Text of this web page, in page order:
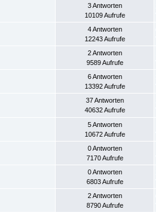
3 Antworten
10109 Aufrufe
4 Antworten
12243 Aufrufe
2 Antworten
9589 Aufrufe
6 Antworten
13392 Aufrufe
37 Antworten
40632 Aufrufe
5 Antworten
10672 Aufrufe
0 Antworten
7170 Aufrufe
0 Antworten
6803 Aufrufe
2 Antworten
8790 Aufrufe